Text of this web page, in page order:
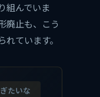
組んでいま
廃止も、こう
ています。
たいな